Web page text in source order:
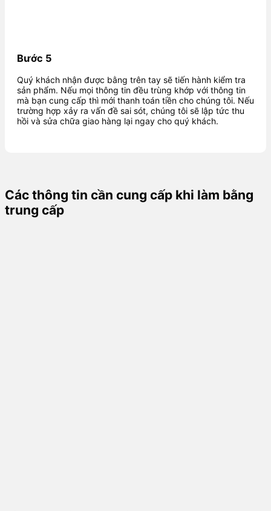
Bước 5
Quý khách nhận được bằng trên tay sẽ tiến hành kiểm tra
sản phẩm. Nếu mọi thông tin đều trùng khớp với thông tin
mà bạn cung cấp thì mới thanh toán tiền cho chúng tôi. Nếu
trường hợp xảy ra vấn đề sai sót, chúng tôi sẽ lập tức thu
hồi và sửa chữa giao hàng lại ngay cho quý khách.
Các thông tin cần cung cấp khi làm bằng
trung cấp